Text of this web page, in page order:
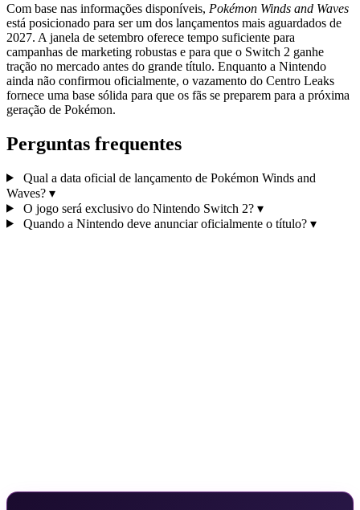
Com base nas informações disponíveis, Pokémon Winds and Waves
está posicionado para ser um dos lançamentos mais aguardados de
2027. A janela de setembro oferece tempo suficiente para
campanhas de marketing robustas e para que o Switch 2 ganhe
tração no mercado antes do grande título. Enquanto a Nintendo
ainda não confirmou oficialmente, o vazamento do Centro Leaks
fornece uma base sólida para que os fãs se preparem para a próxima
geração de Pokémon.
Perguntas frequentes
Qual a data oficial de lançamento de Pokémon Winds and
Waves? ▾
O jogo será exclusivo do Nintendo Switch 2? ▾
Quando a Nintendo deve anunciar oficialmente o título? ▾